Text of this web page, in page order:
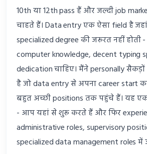
10th या 12th pass हैं और जल्दी job
चाहते हैं। Data entry एक ऐसा field है
specialized degree की जरूरत नहीं होती
computer knowledge, decent typing
dedication चाहिए। मैंने personally
है जो data entry से अपना career start
बहुत अच्छी positions तक पहुंचे हैं। यह
- आप यहां से शुरू करते हैं और फिर
administrative roles, supervisory
specialized data management roles में